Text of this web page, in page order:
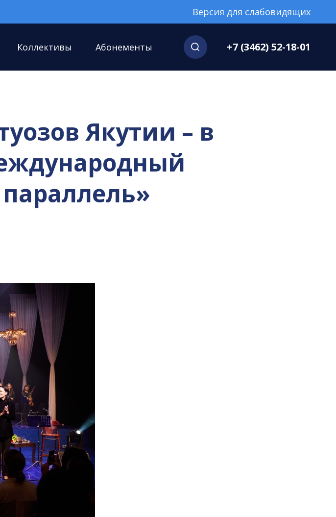
Версия для слабовидящих
Коллективы Абонементы +7 (3462) 52-18-01
Якутии – в